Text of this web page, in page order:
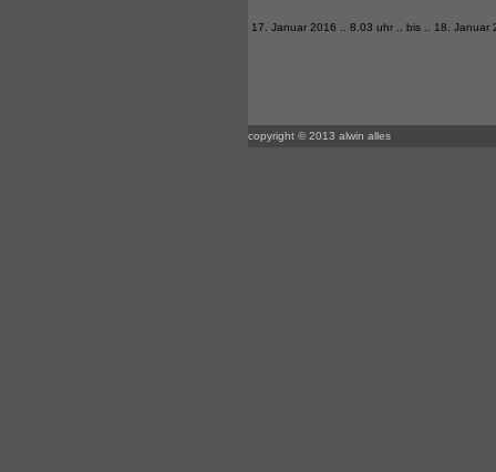
17. Januar 2016 .. 8.03 uhr .. bis .. 18. Januar
copyright © 2013 alwin alles